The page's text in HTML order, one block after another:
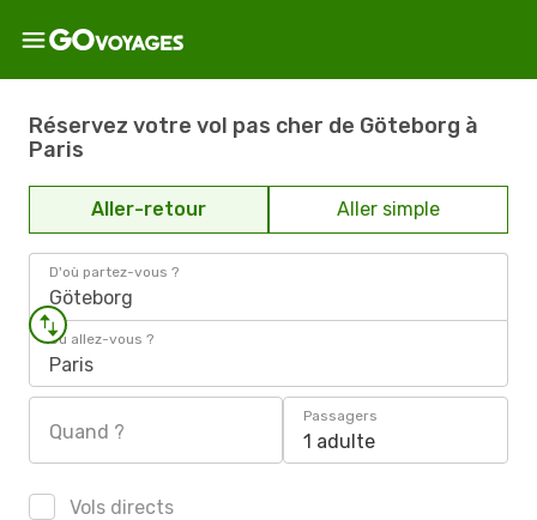
Réservez votre vol pas cher de Göteborg à
Paris
Aller-retour Aller simple
D'où partez-vous ?
Göteborg
Où allez-vous ?
Paris
Quand ?
Passagers
1 adulte
Vols directs